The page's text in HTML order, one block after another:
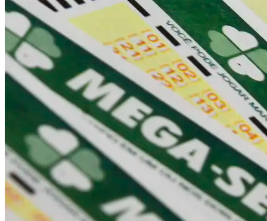
Fortaleza